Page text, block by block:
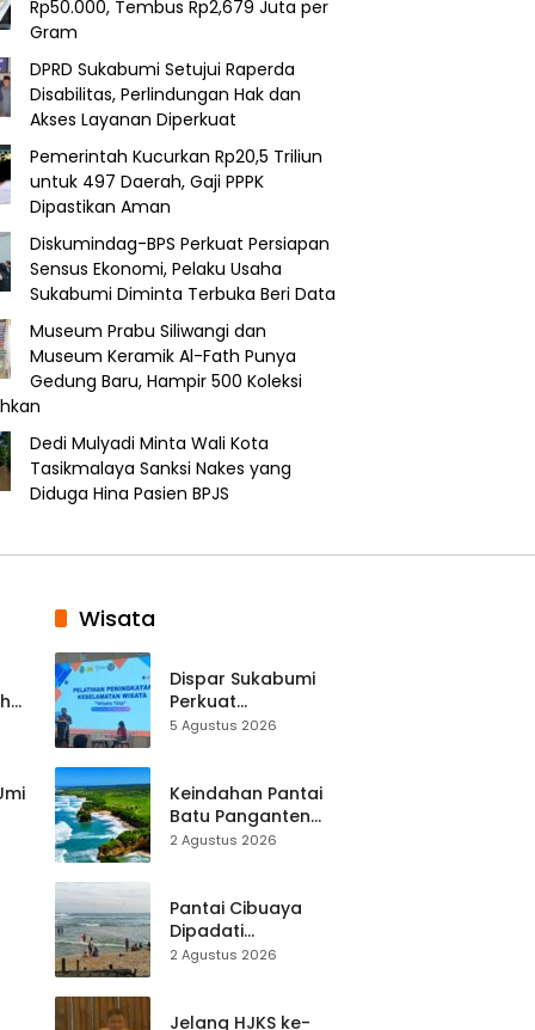
Rp50.000, Tembus Rp2,679 Juta per
Gram
DPRD Sukabumi Setujui Raperda
Disabilitas, Perlindungan Hak dan
Akses Layanan Diperkuat
Pemerintah Kucurkan Rp20,5 Triliun
untuk 497 Daerah, Gaji PPPK
Dipastikan Aman
Diskumindag-BPS Perkuat Persiapan
Sensus Ekonomi, Pelaku Usaha
Sukabumi Diminta Terbuka Beri Data
Museum Prabu Siliwangi dan
Museum Keramik Al-Fath Punya
Gedung Baru, Hampir 500 Koleksi
Dedi Mulyadi Minta Wali Kota
Tasikmalaya Sanksi Nakes yang
Diduga Hina Pasien BPJS
Wisata
Dispar Sukabumi
Perkuat
Keselamatan
Mitigasi hingga
Teknik Evakuasi
5 Agustus 2026
Keindahan Pantai
Batu Panganten
Mulai Dilirik
2 Agustus 2026
Pantai Cibuaya
Dipadati
Wisatawan,
Waspada
2 Agustus 2026
Jelang HJKS ke-